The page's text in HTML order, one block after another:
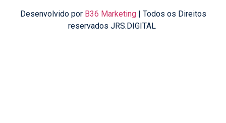
Desenvolvido por B36 Marketing| Todos os Direitos
reservados JRS.DIGITAL